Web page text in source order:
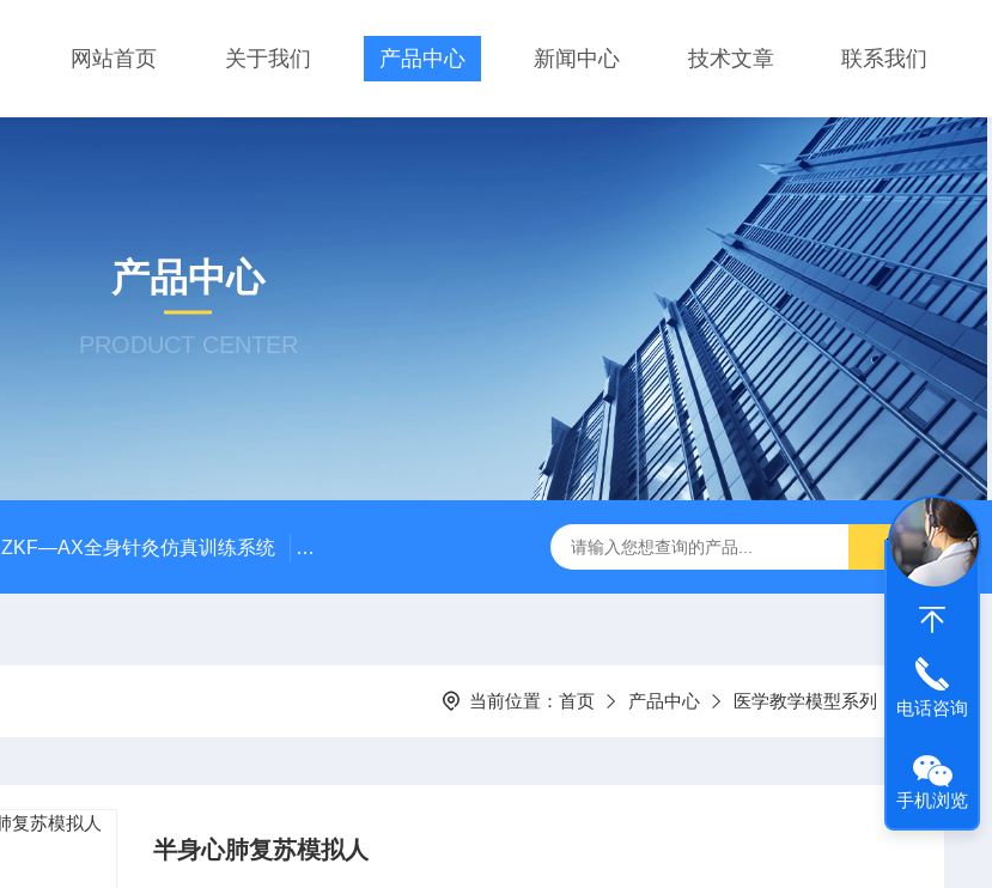
网站首页 关于我们 产品中心 新闻中心 技术文章 联系我们
产品中心
PRODUCT CENTER
ZKF—AX全身针灸仿真训练系统 ZKCJ-208F经穴学及针刺仿真训练系统 ZKCJ300多媒体经穴学及针刺仿真训
当前位置： 首页 产品中心 医学教学模型系列
半身心肺复苏模拟人
电话咨询
手机浏览